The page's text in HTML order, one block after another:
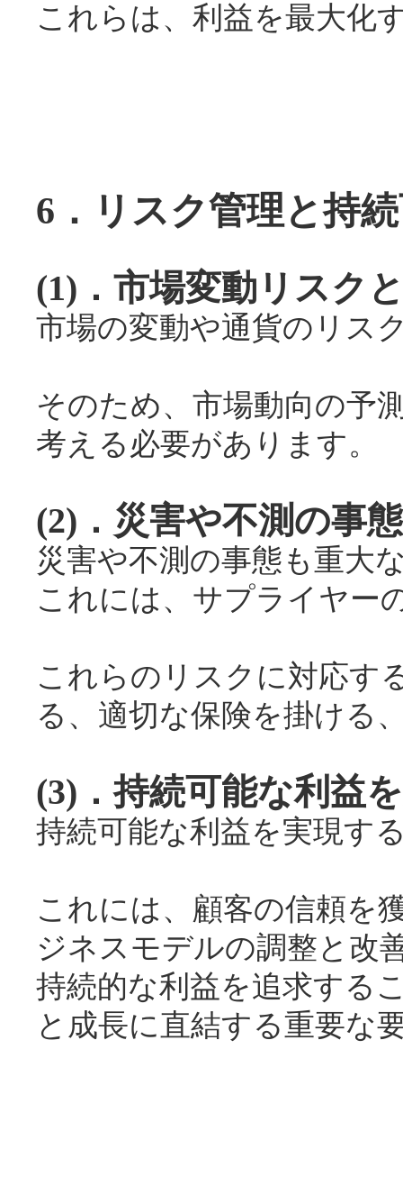
これらは、利益を最大化
6．リスク管理と持
(1)．市場変動リスク
市場の変動や通貨のリス
そのため、市場動向の予
考える必要があります。
(2)．災害や不測の事
災害や不測の事態も重大
これには、サプライヤー
これらのリスクに対応す
る、適切な保険を掛ける
(3)．持続可能な利益
持続可能な利益を実現す
これには、顧客の信頼を
ジネスモデルの調整と改
持続的な利益を追求する
と成長に直結する重要な